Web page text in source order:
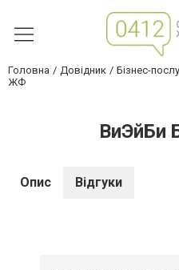
Головна Довідник Бізнес-
ЖФ
ВиЭйБи
Опис Відгуки